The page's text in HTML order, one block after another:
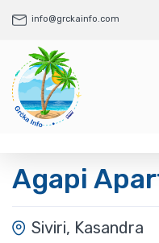
info@grckainfo.com
Agapi
Siviri, Kasandra